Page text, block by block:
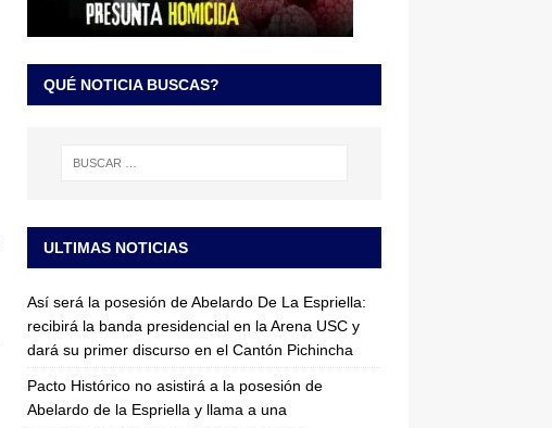
QUÉ NOTICIA BUSCAS?
ULTIMAS NOTICIAS
Así será la posesión de Abelardo De La Espriella:
recibirá la banda presidencial en la Arena USC y
dará su primer discurso en el Cantón Pichincha
Pacto Histórico no asistirá a la posesión de
Abelardo de la Espriella y llama a una